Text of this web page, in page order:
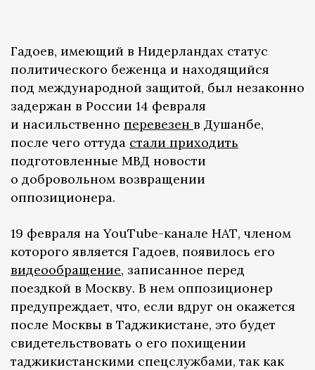
Гадоев, имеющий в Нидерландах статус
политического беженца и находящийся
под международной защитой, был незаконно
задержан в России 14 февраля
и насильственно перевезен в Душанбе,
после чего оттуда стали приходить
подготовленные МВД новости
о добровольном возвращении
оппозиционера.
19 февраля на YouTube-канале НАТ, членом
которого является Гадоев, появилось его
видеообращение, записанное перед
поездкой в Москву. В нем оппозиционер
предупреждает, что, если вдруг он окажется
после Москвы в Таджикистане, это будет
свидетельствовать о его похищении
таджикистанскими спецслужбами, так как